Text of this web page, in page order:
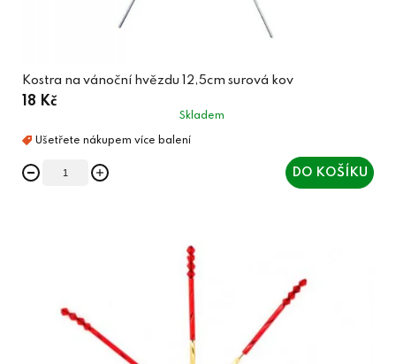
Kostra na vánoční hvězdu 12,5cm surová kov
18 Kč
Skladem
DO KOŠÍKU